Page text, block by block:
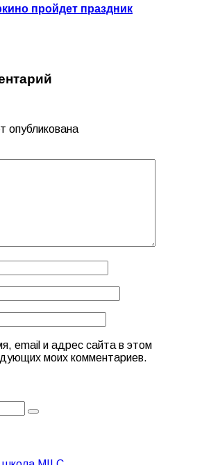
пройдет праздник
опубликована
email и адрес сайта в этом
моих комментариев.